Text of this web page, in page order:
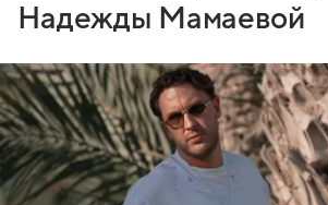
Надежды Мамаевой